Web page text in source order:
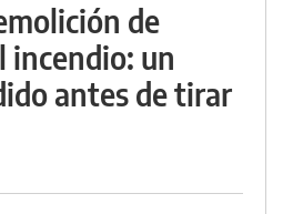
de
incendio: un
antes de tirar